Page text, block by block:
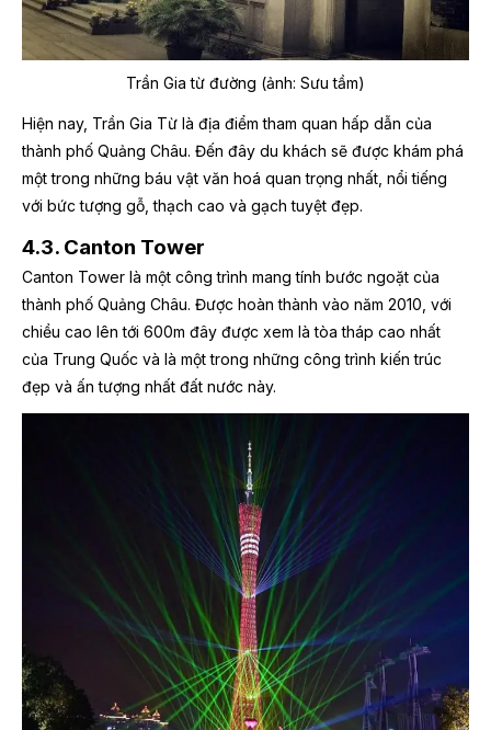
Trần Gia từ đường (ảnh: Sưu tầm)
Hiện nay, Trần Gia Từ là địa điểm tham quan hấp dẫn của
thành phố Quảng Châu. Đến đây du khách sẽ được khám phá
một trong những báu vật văn hoá quan trọng nhất, nổi tiếng
với bức tượng gỗ, thạch cao và gạch tuyệt đẹp.
4.3. Canton Tower
Canton Tower là một công trình mang tính bước ngoặt của
thành phố Quảng Châu. Được hoàn thành vào năm 2010, với
chiều cao lên tới 600m đây được xem là tòa tháp cao nhất
của Trung Quốc và là một trong những công trình kiến trúc
đẹp và ấn tượng nhất đất nước này.